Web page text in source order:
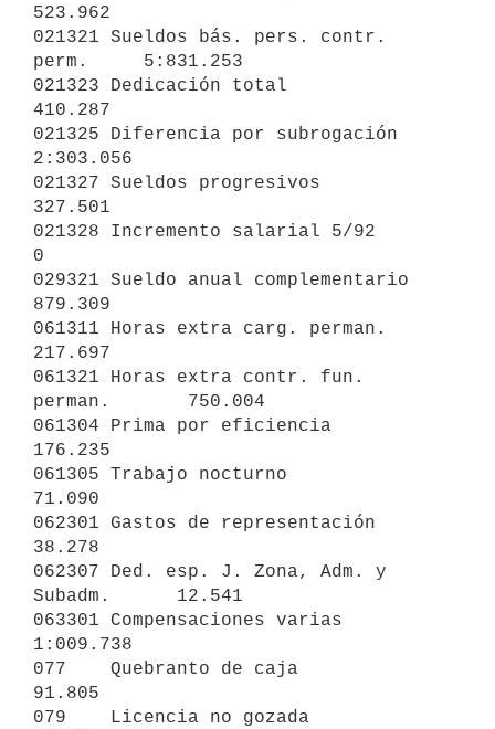
523.962
021321 Sueldos bás. pers. contr.
perm.     5:831.253
021323 Dedicación total
410.287
021325 Diferencia por subrogación
2:303.056
021327 Sueldos progresivos
327.501
021328 Incremento salarial 5/92
0
029321 Sueldo anual complementario
879.309
061311 Horas extra carg. perman.
217.697
061321 Horas extra contr. fun.
perman.       750.004
061304 Prima por eficiencia
176.235
061305 Trabajo nocturno
71.090
062301 Gastos de representación
38.278
062307 Ded. esp. J. Zona, Adm. y
Subadm.      12.541
063301 Compensaciones varias
1:009.738
077    Quebranto de caja
91.805
079    Licencia no gozada